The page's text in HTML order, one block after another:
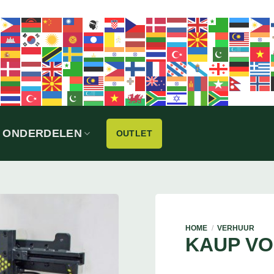
ONDERDELEN OUTLET
HOME / VERHUUR
KAUP